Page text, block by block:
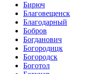
Бирюч
Благовещенск
Благодарный
Бобров
Богданович
Богородицк
Богородск
Боготол